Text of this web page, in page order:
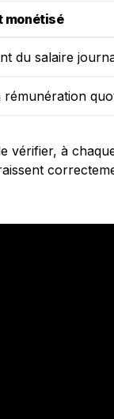
monétisé
du salaire
rémunération
vérifier, à